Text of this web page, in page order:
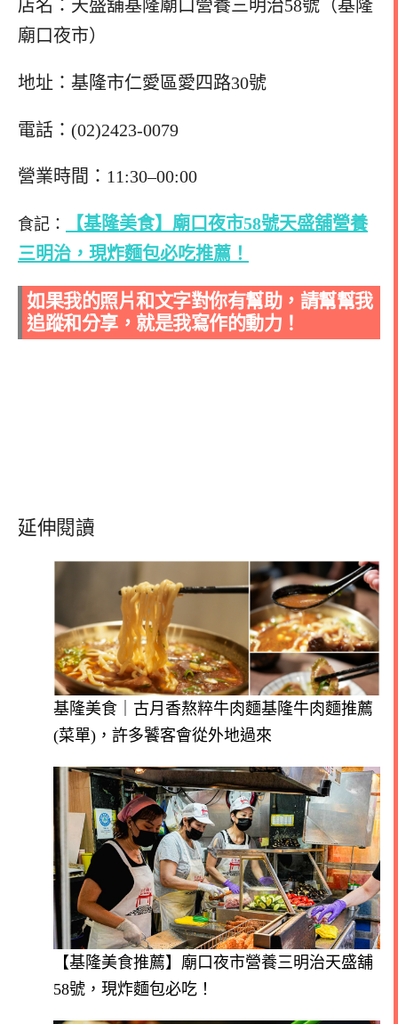
店名：天盛舖基隆廟口營養三明治58號（基隆
廟口夜市）
地址：基隆市仁愛區愛四路30號
電話：(02)2423-0079
營業時間：11:30–00:00
食記：
【基隆美食】廟口夜市58號天盛舖營養
三明治，現炸麵包必吃推薦！
如果我的照片和文字對你有幫助，請幫幫我
追蹤和分享，就是我寫作的動力！
延伸閱讀
基隆美食｜古月香熬粹牛肉麵基隆牛肉麵推薦
(菜單)，許多饕客會從外地過來
【基隆美食推薦】廟口夜市營養三明治天盛舖
58號，現炸麵包必吃！